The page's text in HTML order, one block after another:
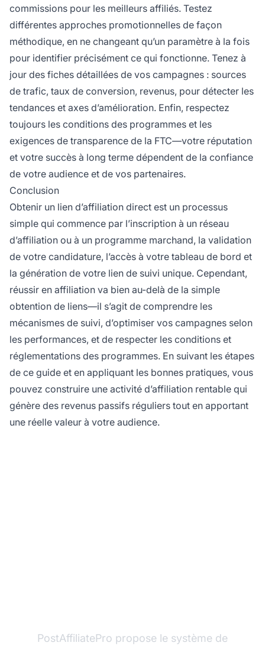
commissions pour les meilleurs affiliés. Testez
différentes approches promotionnelles de façon
méthodique, en ne changeant qu’un paramètre à la fois
pour identifier précisément ce qui fonctionne. Tenez à
jour des fiches détaillées de vos campagnes : sources
de trafic, taux de conversion, revenus, pour détecter les
tendances et axes d’amélioration. Enfin, respectez
toujours les conditions des programmes et les
exigences de transparence de la FTC—votre réputation
et votre succès à long terme dépendent de la confiance
de votre audience et de vos partenaires.
Conclusion
Obtenir un lien d’affiliation direct est un processus
simple qui commence par l’inscription à un réseau
d’affiliation ou à un programme marchand, la validation
de votre candidature, l’accès à votre tableau de bord et
la génération de votre lien de suivi unique. Cependant,
réussir en affiliation va bien au-delà de la simple
obtention de liens—il s’agit de comprendre les
mécanismes de suivi, d’optimiser vos campagnes selon
les performances, et de respecter les conditions et
réglementations des programmes. En suivant les étapes
de ce guide et en appliquant les bonnes pratiques, vous
pouvez construire une activité d’affiliation rentable qui
génère des revenus passifs réguliers tout en apportant
une réelle valeur à votre audience.
PostAffiliatePro propose le système de